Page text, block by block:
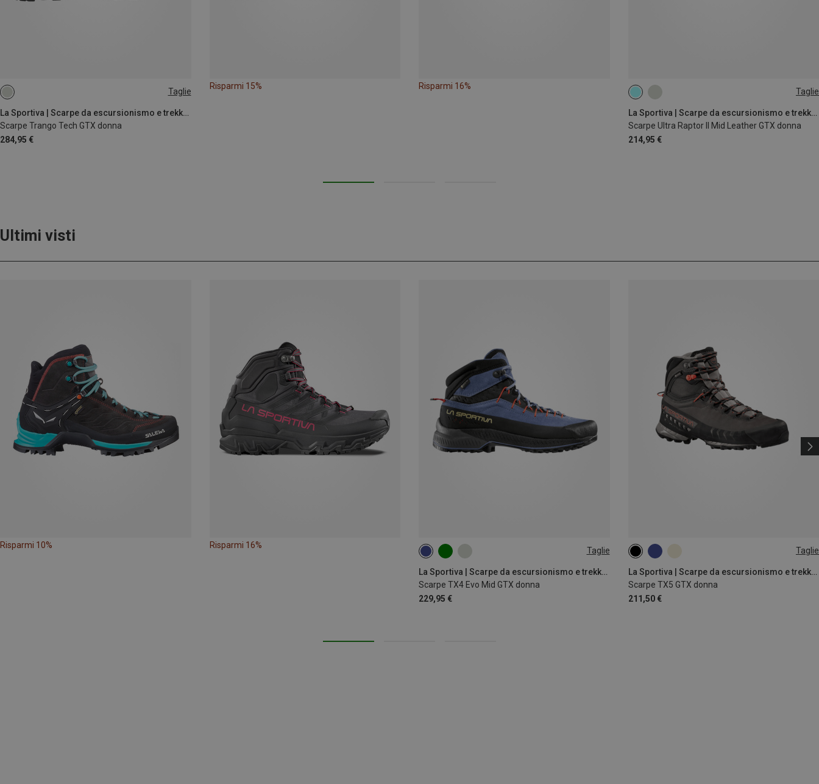
Taglie
La Sportiva | Scarpe da escursionismo e trekking
Scarpe Trango Tech GTX donna
284,95 €
38
Risparmi 15% Risparmi 16%
Taglie
La Sportiva | Scarpe da escursionismo e trekking
Scarpe Ultra Raptor II Mid Leather GTX donna
214,95 €
37 41
Ultimi visti
Risparmi 10% Risparmi 16%
Taglie
La Sportiva | Scarpe da escursionismo e trekking
Scarpe TX4 Evo Mid GTX donna
229,95 €
37 37.5 Taglie
La Sportiva | Scarpe da escursionismo e trekking
Scarpe TX5 GTX donna
211,50 €
38 40.5